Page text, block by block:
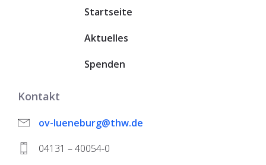
Startseite
Aktuelles
Spenden
Kontakt
ov-lueneburg@thw.de
04131 – 40054-0